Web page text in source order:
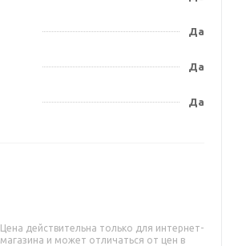
Да
Да
Да
Цена действительна только для интернет-
магазина и может отличаться от цен в